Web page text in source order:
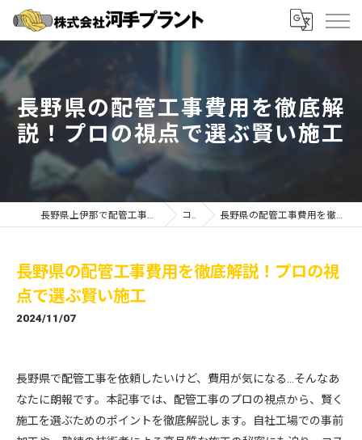
長野県の配管工事費用を徹底解
説！プロの視点で選ぶ賢い施工
長野県上伊那で配管工事の求人なら株式会社河手プラント コラム 長野県の配管工事費用を徹底解説！プロの視点で選ぶ賢い施工
長野県の配管工事費用を徹底解説！プロの視
点で選ぶ賢い施工
2024/11/07
長野県で配管工事を依頼したいけど、費用が気になる…そんなあ
なたに朗報です。本記事では、配管工事のプロの視点から、賢く
施工を選ぶためのポイントを徹底解説します。自社工場での事前